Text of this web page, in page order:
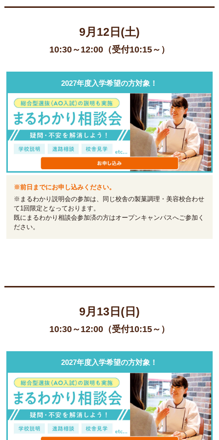
9月12日(土)
10:30～12:00（受付10:15～）
2027年度入学希望の方対象！
※前日までにお申し込みください。
※まるわかり説明会の参加は、同じ校舎の製菓調理・美容校合わせ
て1回限定となっております。
既にまるわかり相談会参加済の方はオープンキャンパスへご参加く
ださい。
9月13日(日)
10:30～12:00（受付10:15～）
2027年度入学希望の方対象！